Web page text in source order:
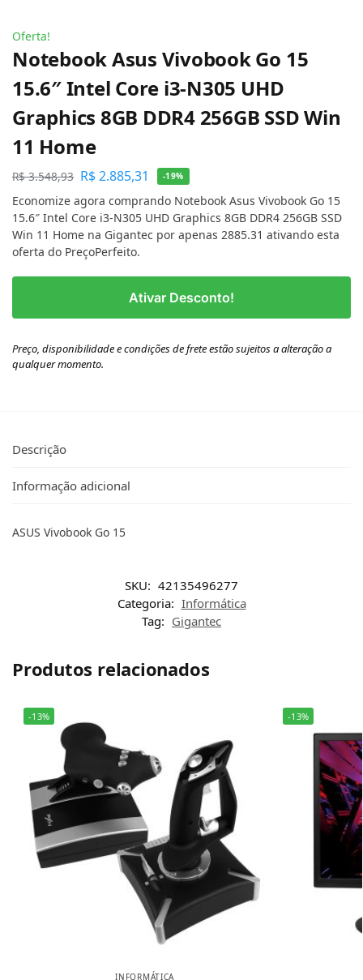
Oferta!
Notebook Asus Vivobook Go 15
15.6″ Intel Core i3-N305 UHD
Graphics 8GB DDR4 256GB SSD Win
11 Home
R$3.548,93 R$2.885,31 -19%
Economize agora comprando Notebook Asus Vivobook Go 15
15.6″ Intel Core i3-N305 UHD Graphics 8GB DDR4 256GB SSD
Win 11 Home na Gigantec por apenas 2885.31 ativando esta
oferta do PreçoPerfeito.
Ativar Desconto!
Preço, disponibilidade e condições de frete estão sujeitos a alteração a
qualquer momento.
Descrição
Informação adicional
ASUS Vivobook Go 15
SKU: 42135496277
Categoria: Informática
Tag: Gigantec
Produtos relacionados
-13%
INFORMÁTICA
-13%